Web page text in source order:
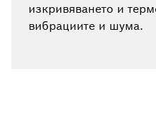
изкривяването и
вибрациите и шума.